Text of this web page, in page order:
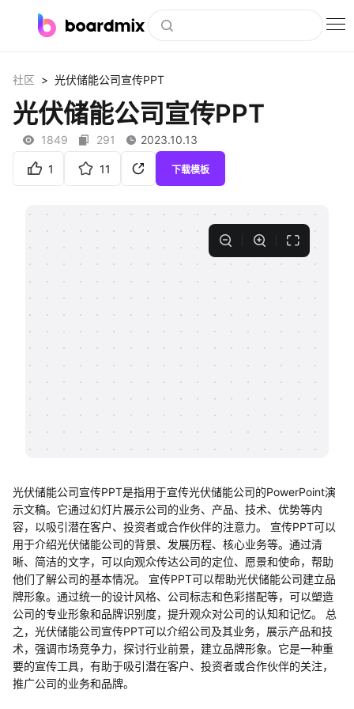
社区资源
下载
会员
支持
社区 > 光伏储能公司宣传PPT
光伏储能公司宣传PPT
1849 291 2023.10.13
1 11 下载模板
光伏储能公司宣传PPT是指用于宣传光伏储能公司的PowerPoint演
示文稿。它通过幻灯片展示公司的业务、产品、技术、优势等内
容，以吸引潜在客户、投资者或合作伙伴的注意力。 宣传PPT可以
用于介绍光伏储能公司的背景、发展历程、核心业务等。通过清
晰、简洁的文字，可以向观众传达公司的定位、愿景和使命，帮助
他们了解公司的基本情况。 宣传PPT可以帮助光伏储能公司建立品
牌形象。通过统一的设计风格、公司标志和色彩搭配等，可以塑造
公司的专业形象和品牌识别度，提升观众对公司的认知和记忆。 总
之，光伏储能公司宣传PPT可以介绍公司及其业务，展示产品和技
术，强调市场竞争力，探讨行业前景，建立品牌形象。它是一种重
要的宣传工具，有助于吸引潜在客户、投资者或合作伙伴的关注，
推广公司的业务和品牌。